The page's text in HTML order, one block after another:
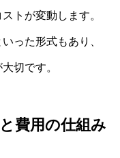
トが変動します。
った形式もあり、
切です。
費用の仕組み